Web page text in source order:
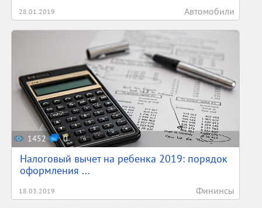
28.01.2019 Автомобили
1452 0
Налоговый вычет на ребенка 2019: порядок
оформления ...
18.03.2019 Фининсы